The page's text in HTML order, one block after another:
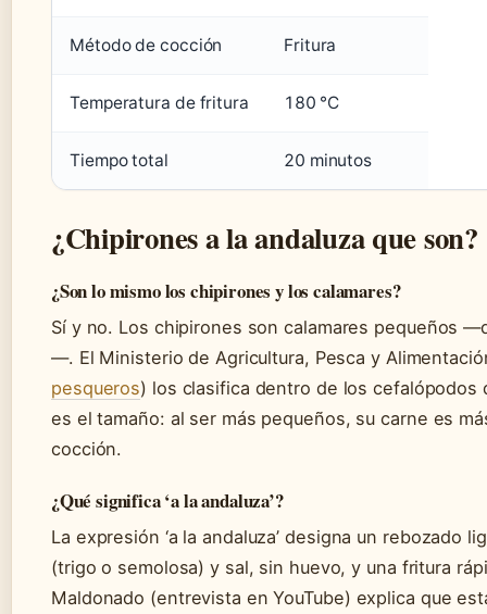
Método de cocción Fritura
Temperatura de fritura 180 °C
Tiempo total 20 minutos
¿Chipirones a la andaluza que son?
¿Son lo mismo los chipirones y los calamares?
Sí y no. Los chipirones son calamares pequeños
—. El Ministerio de Agricultura, Pesca y
pesqueros) los clasifica dentro de los cefalópodos
es el tamaño: al ser más pequeños, su carne es
cocción.
¿Qué significa ‘a la andaluza’?
La expresión ‘a la andaluza’ designa un rebozado
(trigo o semolosa) y sal, sin huevo, y una fritura
Maldonado (entrevista en YouTube) explica que